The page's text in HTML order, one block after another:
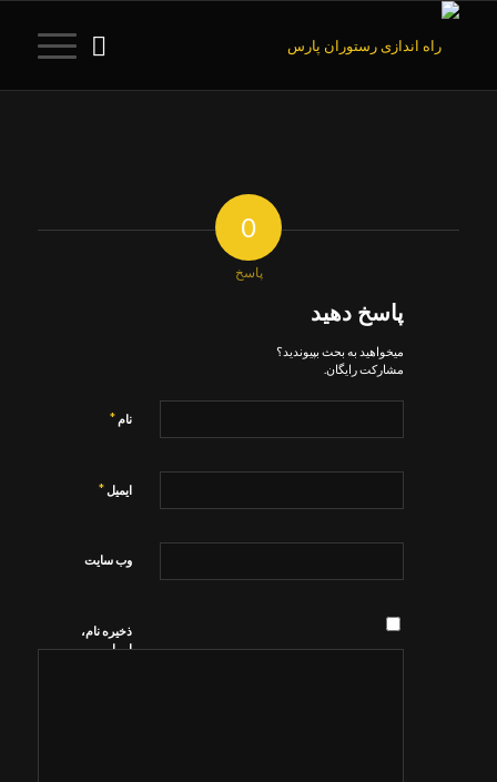
0
پاسخ
پاسخ دهید
میخواهید به بحث بپیوندید؟
مشارکت رایگان.
نام *
ایمیل *
وب‌ سایت
ذخیره نام،
ایمیل و